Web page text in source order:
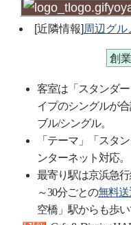
[近隣情報] 周辺グ
創
客室は「スタンダ
イプのシングルが
ブル/シングル。
「テーマ」「スタ
ンターネット対応。
最寄り駅は京浜急
～30分ごとの無料
空橋」駅からも歩